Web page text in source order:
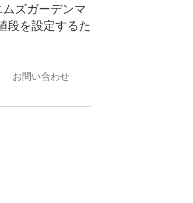
ズガーデンマ
段を設定するた
お問い合わせ